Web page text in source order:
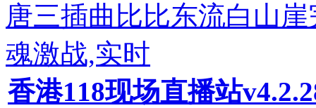
唐三插曲比比东流白山
魂激战,实时
香港118现场直播站